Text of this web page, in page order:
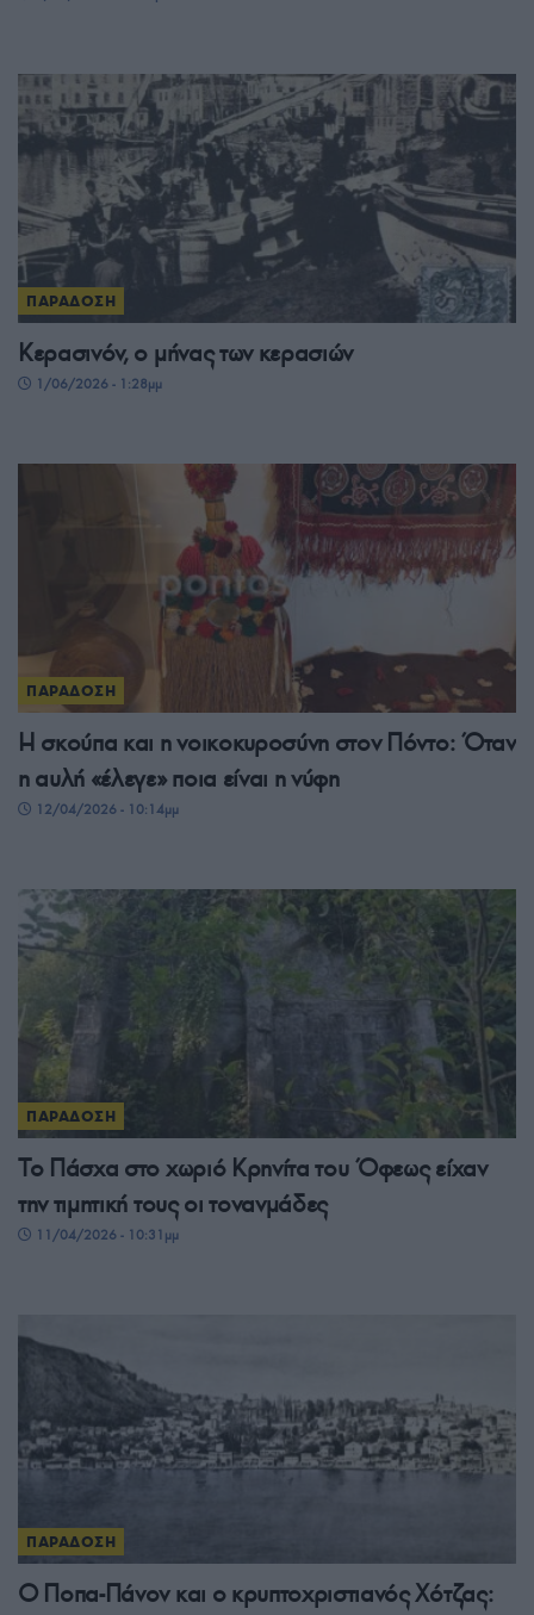
ΠΑΡΑΔΟΣΗ
Κερασινόν, ο μήνας των κερασιών
1/06/2026 - 1:28μμ
ΠΑΡΑΔΟΣΗ
Η σκούπα και η νοικοκυροσύνη στον Πόντο: Όταν
η αυλή «έλεγε» ποια είναι η νύφη
12/04/2026 - 10:14μμ
ΠΑΡΑΔΟΣΗ
Το Πάσχα στο χωριό Κρηνίτα του Όφεως είχαν
την τιμητική τους οι τονανμάδες
11/04/2026 - 10:31μμ
ΠΑΡΑΔΟΣΗ
Ο Ποπα-Πάνον και ο κρυπτοχριστιανός Χότζας: